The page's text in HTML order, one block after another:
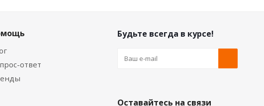
ответ
Будьте всегда в курсе!
Оставайтесь на связи